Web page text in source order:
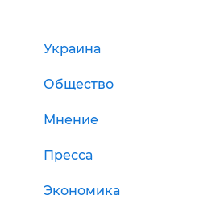
Украина
Общество
Мнение
Пресса
Экономика